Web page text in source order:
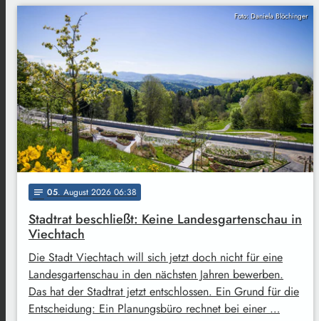
Foto: Daniela Blöchinger
notes 05. August 2026 06:38
Stadtrat beschließt: Keine Landesgartenschau in
Viechtach
Die Stadt Viechtach will sich jetzt doch nicht für eine
Landesgartenschau in den nächsten Jahren bewerben.
Das hat der Stadtrat jetzt entschlossen. Ein Grund für die
Entscheidung: Ein Planungsbüro rechnet bei einer …